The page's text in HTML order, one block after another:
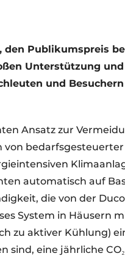
den Publikumspreis
Unterstützung
und
Ansatz zur
automatisch auf
die von der
System in Häusern
zu aktiver Kühlung)
sind, eine jährliche